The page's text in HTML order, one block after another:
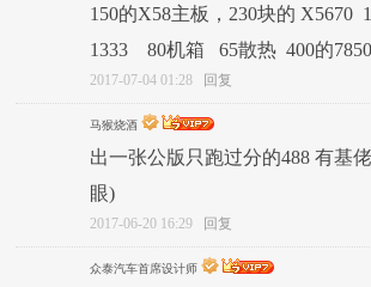
150的X58主板，230块的 X5670
1333 80机箱 65散热 400的
2017-07-04 01:28 回复
马猴烧酒
出一张公版只跑过分的488 有基
眼)
2017-06-20 16:29 回复
众泰汽车首席设计师